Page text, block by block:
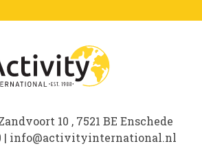
10 , 7521 BE Enschede
| info@activityinternational.nl